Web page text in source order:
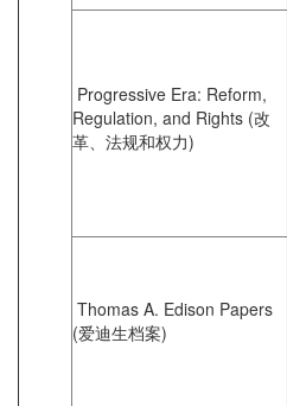
Progressive Era: Reform,
Regulation, and Rights (改
革、法规和权力)
Thomas A. Edison Papers
(爱迪生档案)